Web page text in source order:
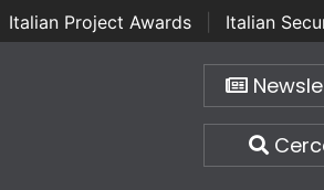
Italian Project Awards
Italian